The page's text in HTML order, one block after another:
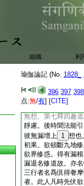
組織 利
瑜伽論記 (No. 1828_
396 397 398
点:無/有] [CITE]
受想者尚不受六境
受彼無想也。下云
不受自相釋都不領
想。言由厭壞故威
受。由不思惟一切
諸 13 想相名無想
樂等相亦皆離。 14
相想名爲無想。又
彼滅定諸想所生。
無想。第七釋四趣
靜慮。後時聞法能
彼無漏増上 1 想也
初果。欲頓斷九地
欲界修惑。得有漏
漏退名修道故。亦
三行者名爲倶得奢
者。此人凡時先伏